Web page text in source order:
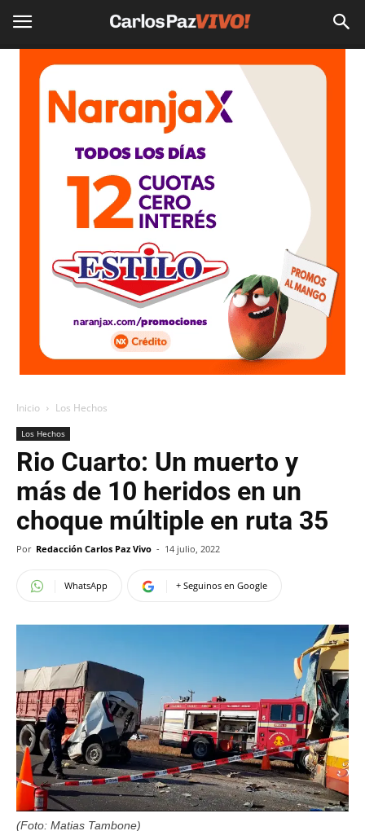
Inicio Los Hechos
Los Hechos
Rio Cuarto: Un muerto y
más de 10 heridos en un
choque múltiple en ruta 35
Por Redacción Carlos Paz Vivo - 14 julio, 2022
WhatsApp + Seguinos en Google
(Foto: Matias Tambone)